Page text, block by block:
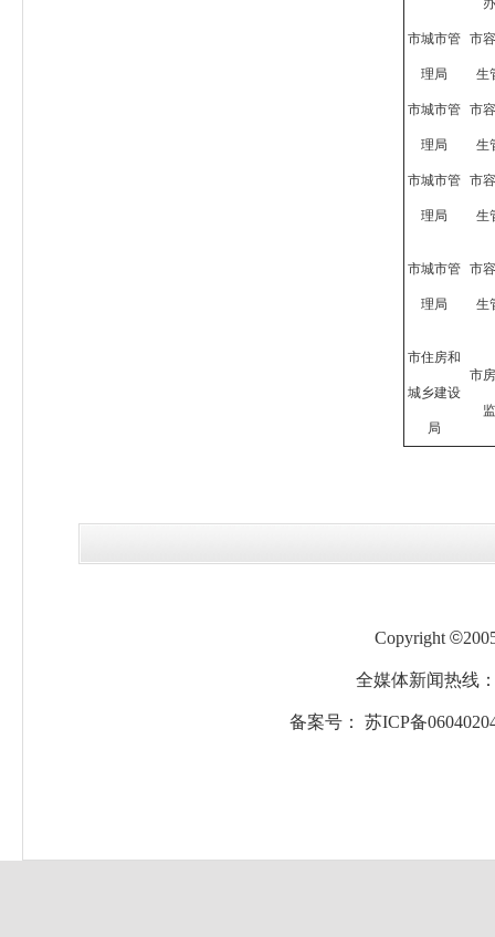
市城市管
理局
市
生
市城市管
理局
市
生
市城市管
理局
市
生
市城市管
理局
市
生
市住房和
城乡建设
局
市
Copyright ©
全媒体新闻热线
备案号： 苏ICP备